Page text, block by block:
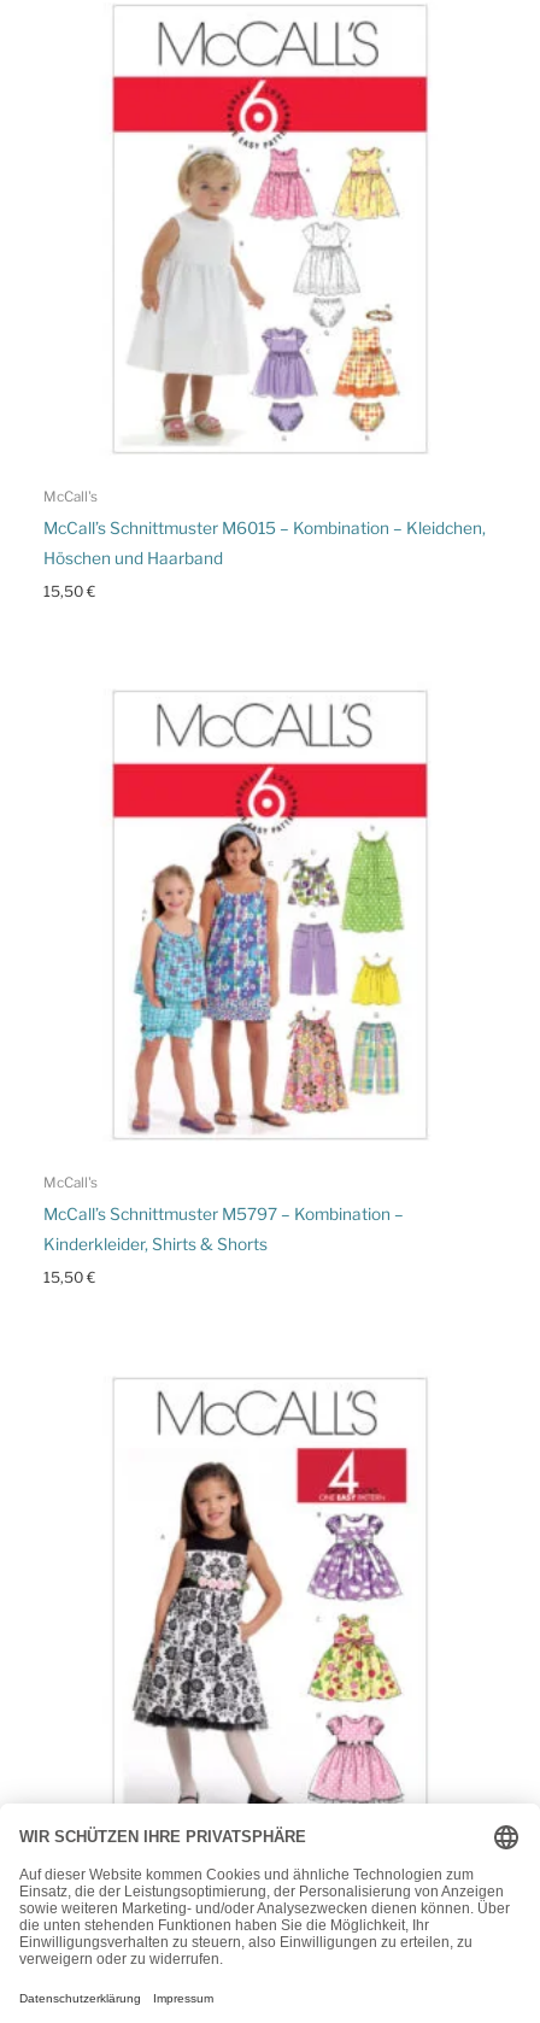
McCall's
McCall’s Schnittmuster M6015 – Kombination – Kleidchen,
Höschen und Haarband
15,50€
McCall's
McCall’s Schnittmuster M5797 – Kombination –
Kinderkleider, Shirts & Shorts
15,50€
McCall's
McCall’s Schnittmuster M5793 – Kleid – Kinderkleider –
Dirndlkleider
15,50€